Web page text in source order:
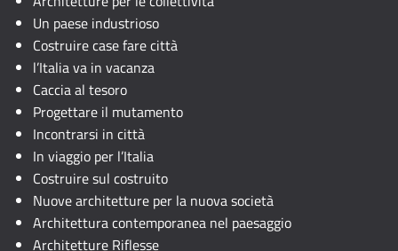
Un paese industrioso
Costruire case fare città
l’Italia va in vacanza
Caccia al tesoro
Progettare il mutamento
Incontrarsi in città
In viaggio per l’Italia
Costruire sul costruito
Nuove architetture per la nuova società
Architettura contemporanea nel paesaggio
Architetture Riflesse